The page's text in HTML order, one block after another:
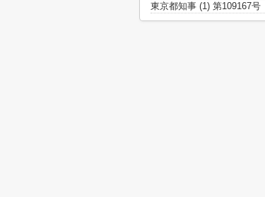
東京都知事 (1) 第109167号